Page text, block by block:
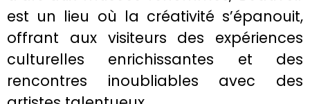
est un lieu où la créativité s’épanouit,
offrant aux visiteurs des expériences
culturelles enrichissantes et des
rencontres inoubliables avec des